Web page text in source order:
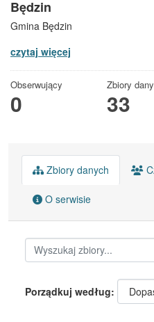
Będzin
Gmina Będzin
czytaj więcej
Obserwujący
0
Zbiory
33
Zbiory danych
O serwisie
Porządkuj według